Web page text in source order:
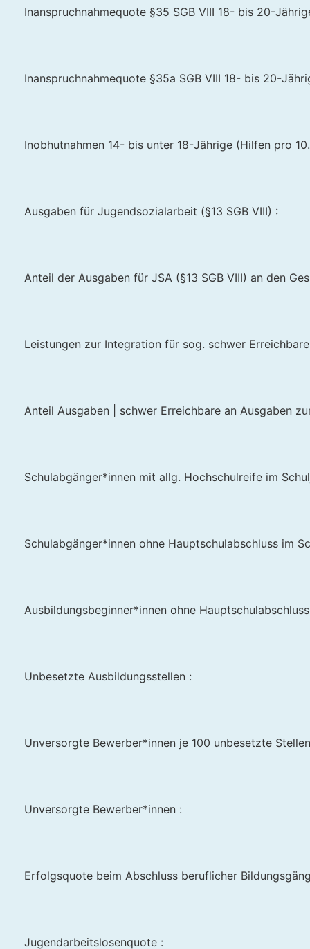
Inanspruchnahmequote §35 SGB VIII 18- bis 20-
Inanspruchnahmequote §35a SGB VIII 18- bis 20-
Inobhutnahmen 14- bis unter 18-Jährige (Hilfen pro
Ausgaben für Jugendsozialarbeit (§13 SGB VIII) :
Anteil der Ausgaben für JSA (§13 SGB VIII) an den
Leistungen zur Integration für sog. schwer Erreichbare
Anteil Ausgaben | schwer Erreichbare an Ausgaben
Schulabgänger*innen mit allg. Hochschulreife im
Schulabgänger*innen ohne Hauptschulabschluss im
Ausbildungsbeginner*innen ohne
Unbesetzte Ausbildungsstellen :
Unversorgte Bewerber*innen je 100 unbesetzte
Unversorgte Bewerber*innen :
Erfolgsquote beim Abschluss beruflicher
Jugendarbeitslosenquote :